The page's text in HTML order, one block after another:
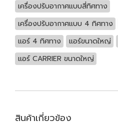
เครื่องปรับอากาศแบบสี่ทิศทาง
เครื่องปรับอากาศแบบ 4 ทิศทาง
แอร์ 4 ทิศทาง
แอร์ขนาดใหญ่
แอร์ CARRIER ขนาดใหญ่
สินค้าเกี่ยวข้อง